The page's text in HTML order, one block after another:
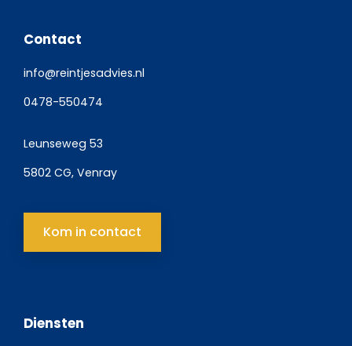
Contact
info@reintjesadvies.nl
0478-550474
Leunseweg 53
5802 CG, Venray
Kom in contact
Diensten